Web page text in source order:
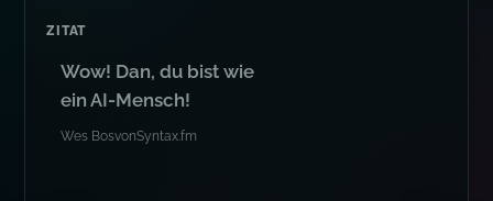
Wes Bos
ANDERSWO